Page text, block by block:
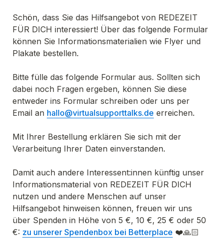
Schön, dass Sie das Hilfsangebot von REDEZEIT
FÜR DICH interessiert! Über das folgende Formular
können Sie Informationsmaterialien wie Flyer und
Plakate bestellen.
Bitte fülle das folgende Formular aus. Sollten sich
dabei noch Fragen ergeben, können Sie diese
entweder ins Formular schreiben oder uns per
Email an hallo@virtualsupporttalks.de erreichen.
Mit Ihrer Bestellung erklären Sie sich mit der
Verarbeitung Ihrer Daten einverstanden.
Damit auch andere Interessent:innen künftig unser
Informationsmaterial von REDEZEIT FÜR DICH
nutzen und andere Menschen auf unser
Hilfsangebot hinweisen können, freuen wir uns
über Spenden in Höhe von 5 €, 10 €, 25 € oder 50
€: zu unserer Spendenbox bei Betterplace ❤️🙏🏻